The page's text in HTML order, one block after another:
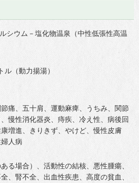
シウム－塩化物温泉（中性低張性高温
（動力揚湯）
痛、五十肩、運動麻痺、うちみ、関節
慢性消化器炎、痔疾、冷え性、病後回
増進、きりきず、やけど、慢性皮膚
人病
る場合）、活動性の結核、悪性腫瘍、
、腎不全、出血性疾患、高度の貧血、